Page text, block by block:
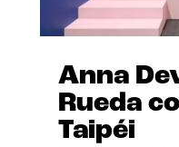
Anna
Rueda
Taipéi